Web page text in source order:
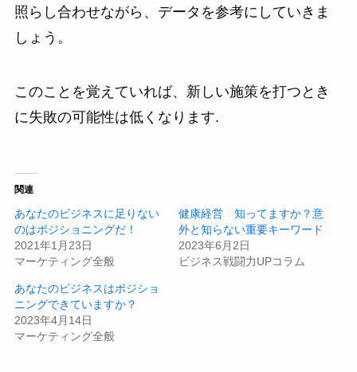
照らし合わせながら、データを参考にしていきま
しょう。
このことを覚えていれば、新しい施策を打つとき
に失敗の可能性は低くなります.
関連
あなたのビジネスに足りない
のはポジショニングだ！
2021年1月23日
マーケティング全般
健康経営 知ってますか？意
外と知らない重要キーワード
2023年6月2日
ビジネス戦闘力UPコラム
あなたのビジネスはポジショ
ニングできていますか？
2023年4月14日
マーケティング全般